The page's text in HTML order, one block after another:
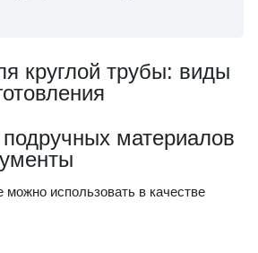
круглой трубы: виды
материалов
использовать в качестве